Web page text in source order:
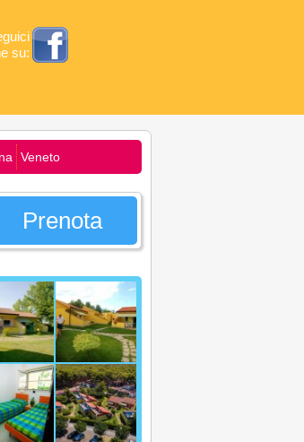
su:
Veneto
Prenota